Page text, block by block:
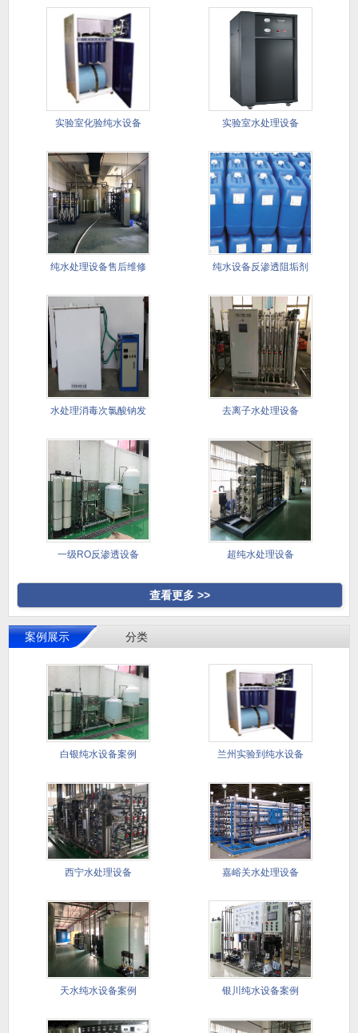
实验室化验纯水设备 实验室水处理设备
纯水处理设备售后维修 纯水设备反渗透阻垢剂
水处理消毒次氯酸钠发 去离子水处理设备
一级RO反渗透设备 超纯水处理设备
查看更多 >>
案例展示 分类
白银纯水设备案例 兰州实验到纯水设备
西宁水处理设备 嘉峪关水处理设备
天水纯水设备案例 银川纯水设备案例